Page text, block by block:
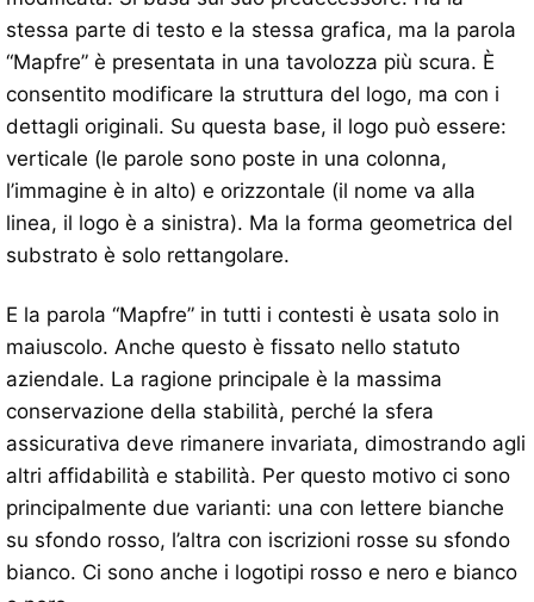
stessa parte di testo e la stessa grafica, ma la parola
“Mapfre” è presentata in una tavolozza più scura. È
consentito modificare la struttura del logo, ma con i
dettagli originali. Su questa base, il logo può essere:
verticale (le parole sono poste in una colonna,
l’immagine è in alto) e orizzontale (il nome va alla
linea, il logo è a sinistra). Ma la forma geometrica del
substrato è solo rettangolare.
E la parola “Mapfre” in tutti i contesti è usata solo in
maiuscolo. Anche questo è fissato nello statuto
aziendale. La ragione principale è la massima
conservazione della stabilità, perché la sfera
assicurativa deve rimanere invariata, dimostrando agli
altri affidabilità e stabilità. Per questo motivo ci sono
principalmente due varianti: una con lettere bianche
su sfondo rosso, l’altra con iscrizioni rosse su sfondo
bianco. Ci sono anche i logotipi rosso e nero e bianco